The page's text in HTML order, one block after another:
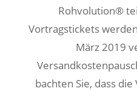
Rohvolution®
Vortragstickets
März 2019
bachten Sie, dass